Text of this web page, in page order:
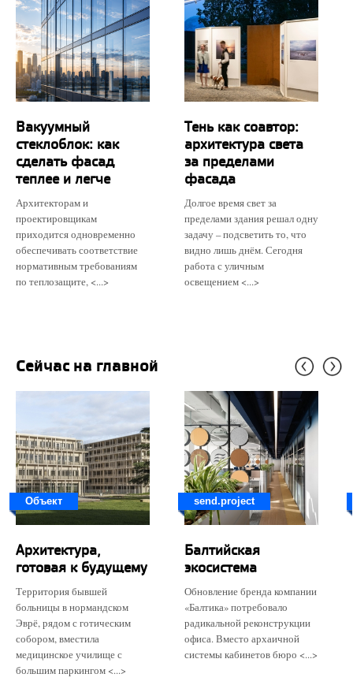
Вакуумный
стеклоблок: как
сделать фасад
теплее и легче
Архитекторам и
проектировщикам
приходится одновременно
обеспечивать соответствие
нормативным требованиям
по теплозащите, <...>
Тень как соавтор:
архитектура света
за пределами
фасада
Долгое время свет за
пределами здания решал одну
задачу – подсветить то, что
видно лишь днём. Сегодня
работа с уличным
освещением <...>
Сейчас на главной
Объект
Архитектура,
готовая к будущему
Территория бывшей
больницы в нормандском
Эврё, рядом с готическим
собором, вместила
медицинское училище с
большим паркингом <...>
send.project
Балтийская
экосистема
Обновление бренда компании
«Балтика» потребовало
радикальной реконструкции
офиса. Вместо архаичной
системы кабинетов бюро <...>